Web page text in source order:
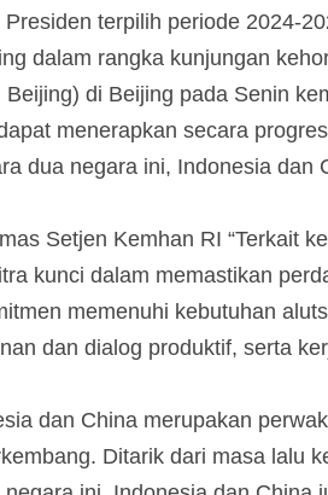
terpilih periode 2024-
dalam rangka kunjungan
di Beijing pada Senin
menerapkan secara
dua negara ini, Indonesia dan
Setjen Kemhan RI “Terkait
kunci dalam memastikan
memenuhi kebutuhan
dan dialog produktif, serta
dan China merupakan
Ditarik dari masa lalu